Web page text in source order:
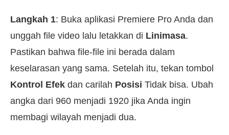
Langkah 1: Buka aplikasi Premiere Pro Anda dan
unggah file video lalu letakkan di Linimasa.
Pastikan bahwa file-file ini berada dalam
keselarasan yang sama. Setelah itu, tekan tombol
Kontrol Efek dan carilah Posisi Tidak bisa. Ubah
angka dari 960 menjadi 1920 jika Anda ingin
membagi wilayah menjadi dua.